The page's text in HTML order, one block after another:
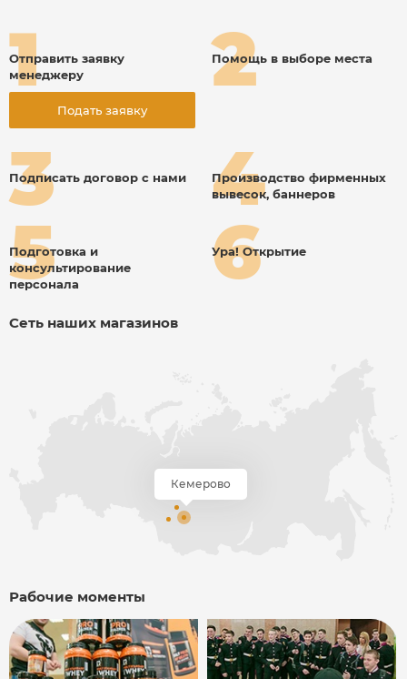
Отправить заявку
менеджеру
Подать заявку
Помощь в выборе места
Подписать договор с нами
Производство фирменных
вывесок, баннеров
Подготовка и
консультирование
персонала
Ура! Открытие
Сеть наших магазинов
Рабочие моменты